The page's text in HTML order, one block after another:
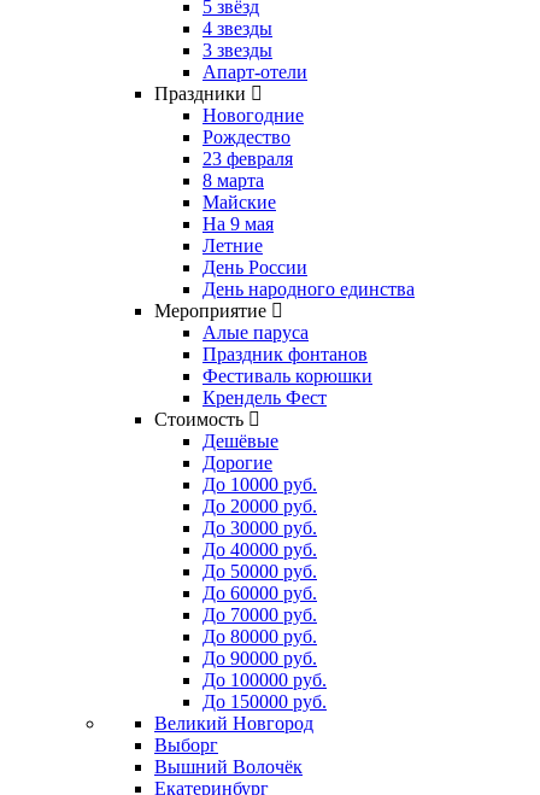
5 звёзд
4 звезды
3 звезды
Апарт-отели
Праздники
Новогодние
Рождество
23 февраля
8 марта
Майские
На 9 мая
Летние
День России
День народного единства
Мероприятие
Алые паруса
Праздник фонтанов
Фестиваль корюшки
Крендель Фест
Стоимость
Дешёвые
Дорогие
До 10000 руб.
До 20000 руб.
До 30000 руб.
До 40000 руб.
До 50000 руб.
До 60000 руб.
До 70000 руб.
До 80000 руб.
До 90000 руб.
До 100000 руб.
До 150000 руб.
Великий Новгород
Выборг
Вышний Волочёк
Екатеринбург